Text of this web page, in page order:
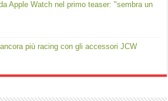
Apple Watch nel primo teaser: "sembra un
più racing con gli accessori JCW